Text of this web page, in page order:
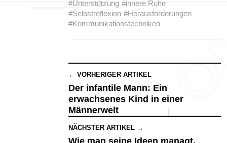
#Unterstützung #innere Ruhe
#Selbstreflexion #Herausforderungen
#Kommunikationstechniken
← VORHERIGER ARTIKEL
Der infantile Mann: Ein
erwachsenes Kind in einer
Männerwelt
NÄCHSTER ARTIKEL →
Wie man seine Ideen managt,